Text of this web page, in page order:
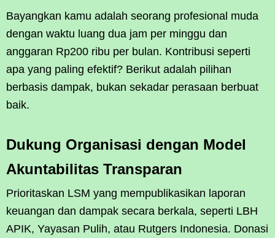
Bayangkan kamu adalah seorang profesional muda
dengan waktu luang dua jam per minggu dan
anggaran Rp200 ribu per bulan. Kontribusi seperti
apa yang paling efektif? Berikut adalah pilihan
berbasis dampak, bukan sekadar perasaan berbuat
baik.
Dukung Organisasi dengan Model
Akuntabilitas Transparan
Prioritaskan LSM yang mempublikasikan laporan
keuangan dan dampak secara berkala, seperti LBH
APIK, Yayasan Pulih, atau Rutgers Indonesia. Donasi